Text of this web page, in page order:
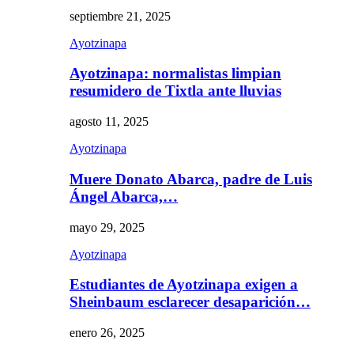
septiembre 21, 2025
Ayotzinapa
Ayotzinapa: normalistas limpian
resumidero de Tixtla ante lluvias
agosto 11, 2025
Ayotzinapa
Muere Donato Abarca, padre de Luis
Ángel Abarca,…
mayo 29, 2025
Ayotzinapa
Estudiantes de Ayotzinapa exigen a
Sheinbaum esclarecer desaparición…
enero 26, 2025